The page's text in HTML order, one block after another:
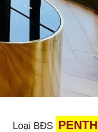
Loại BĐS